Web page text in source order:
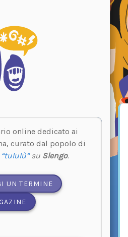
online dedicato ai
curato dal popolo di
“tululù”su Slengo.
UN TERMINE